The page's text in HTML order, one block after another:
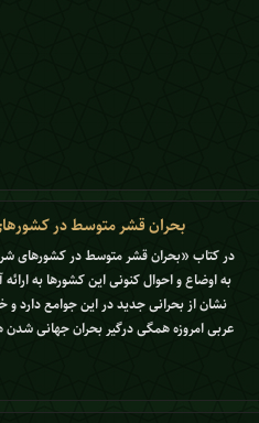
بحران قشر متوسط در
در کتاب «بحران قشر متوسط در کشورهای
به اوضاع و احوال کنونی این کشورها به
نشان از بحرانی جدید در این جوامع دارد
عربی امروزه همگی درگیر بحران جهانی